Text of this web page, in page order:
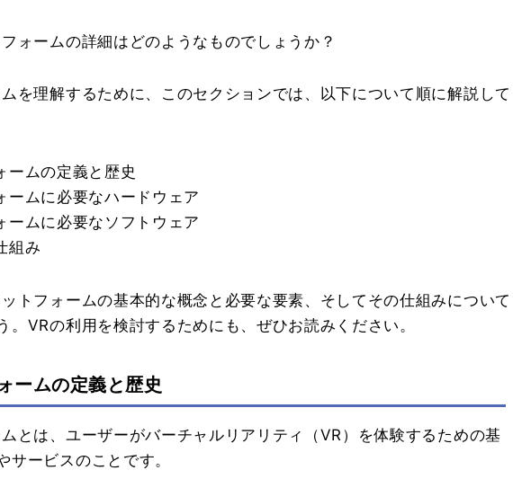
ォームの詳細はどのようなものでしょうか？
を理解するために、このセクションでは、以下について順に解説して
ームの定義と歴史
ームに必要なハードウェア
ームに必要なソフトウェア
組み
トフォームの基本的な概念と必要な要素、そしてその仕組みについて
。VRの利用を検討するためにも、ぜひお読みください。
ームの定義と歴史
とは、ユーザーがバーチャルリアリティ（VR）を体験するための基
サービスのことです。